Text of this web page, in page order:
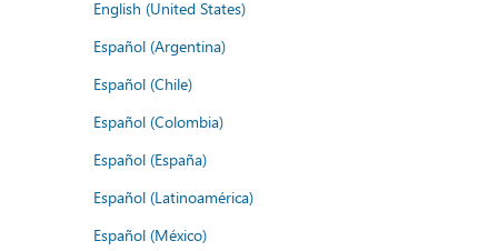
English (United States)
Español (Argentina)
Español (Chile)
Español (Colombia)
Español (España)
Español (Latinoamérica)
Español (México)